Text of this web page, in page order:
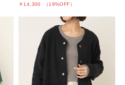
￥14,300 （19%OFF）